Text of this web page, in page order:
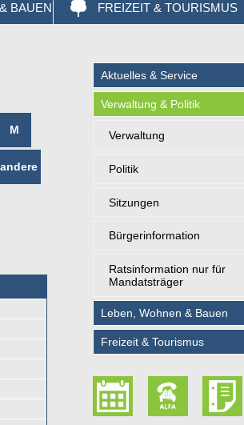
BAUEN FREIZEIT & TOURISMUS
M
andere
Aktuelles & Service
Verwaltung & Politik
Verwaltung
Politik
Sitzungen
Bürgerinformation
Ratsinformation nur für
Mandatsträger
Leben, Wohnen & Bauen
Freizeit & Tourismus